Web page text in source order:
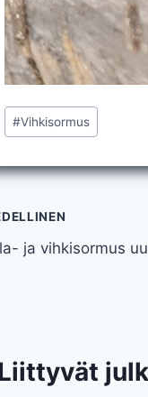
Avainsanat:
#Vihkisormus
ja vihkisormus